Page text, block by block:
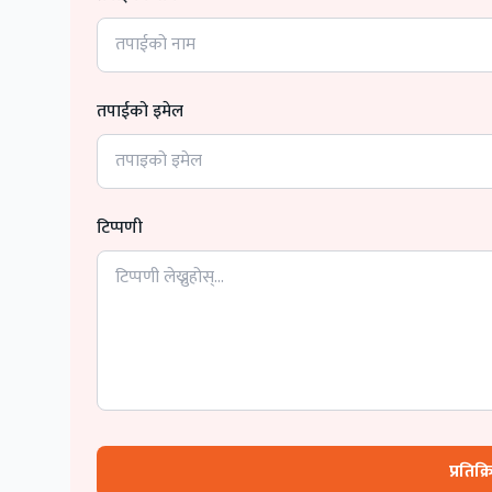
तपाईको इमेल
टिप्पणी